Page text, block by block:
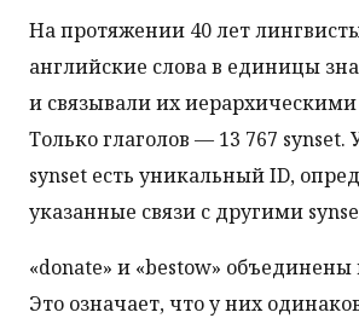
На протяжении 40 лет
английские слова в единицы
и связывали их
Только глаголов — 13 767 synset.
synset есть уникальный ID,
указанные связи с другими
«donate» и «bestow» объединены
Это означает, что у них